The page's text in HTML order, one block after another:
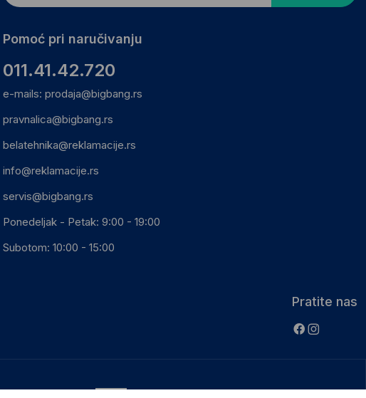
Pomoć pri naručivanju
011.41.42.720
e-mails: prodaja@bigbang.rs
pravnalica@bigbang.rs
belatehnika@reklamacije.rs
info@reklamacije.rs
servis@bigbang.rs
Ponedeljak - Petak: 9:00 - 19:00
Subotom: 10:00 - 15:00
Pratite nas